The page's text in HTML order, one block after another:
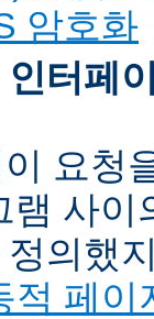
암호화
인터페
요청
램 사
정의했
적 페이